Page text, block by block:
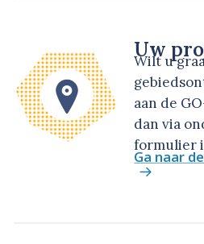
Uw
Wilt u
aan de
dan via
formulier
Ga naar